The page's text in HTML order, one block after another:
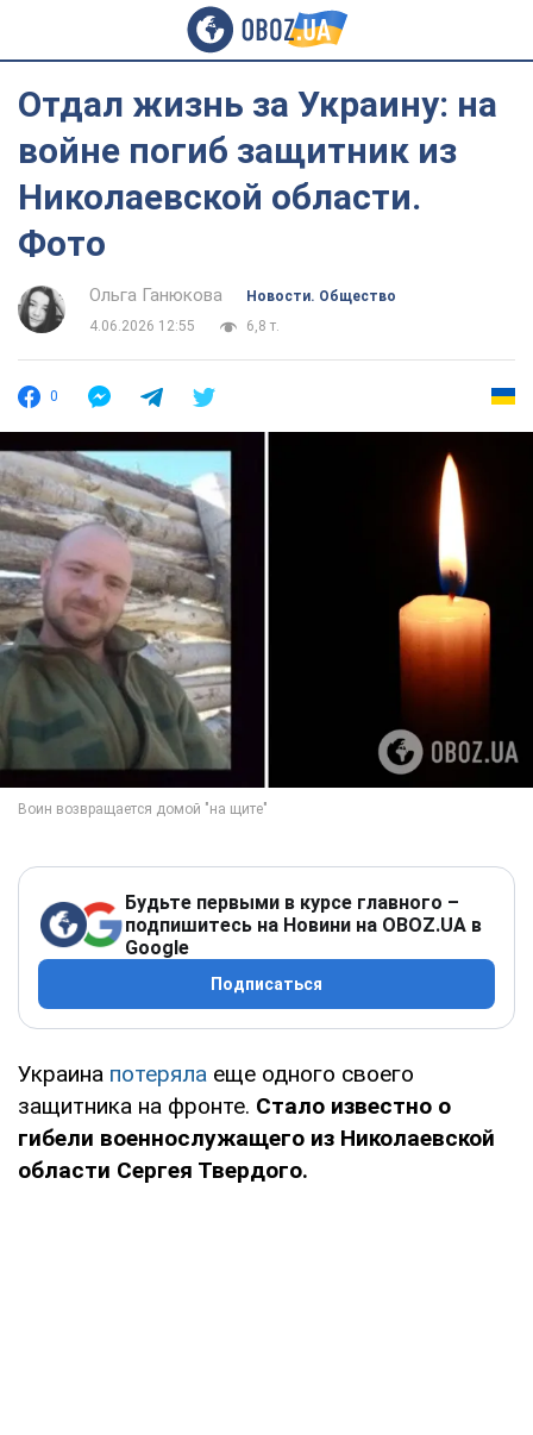
Отдал жизнь за Украину: на
войне погиб защитник из
Николаевской области.
Фото
Ольга Ганюкова
Новости. Общество
4.06.2026 12:55
6,8 т.
0
Будьте первыми в курсе главного –
подпишитесь на Новини на OBOZ.UA в
Google
Подписаться
Украина потеряла еще одного своего
защитника на фронте. Стало известно о
гибели военнослужащего из Николаевской
области Сергея Твердого.